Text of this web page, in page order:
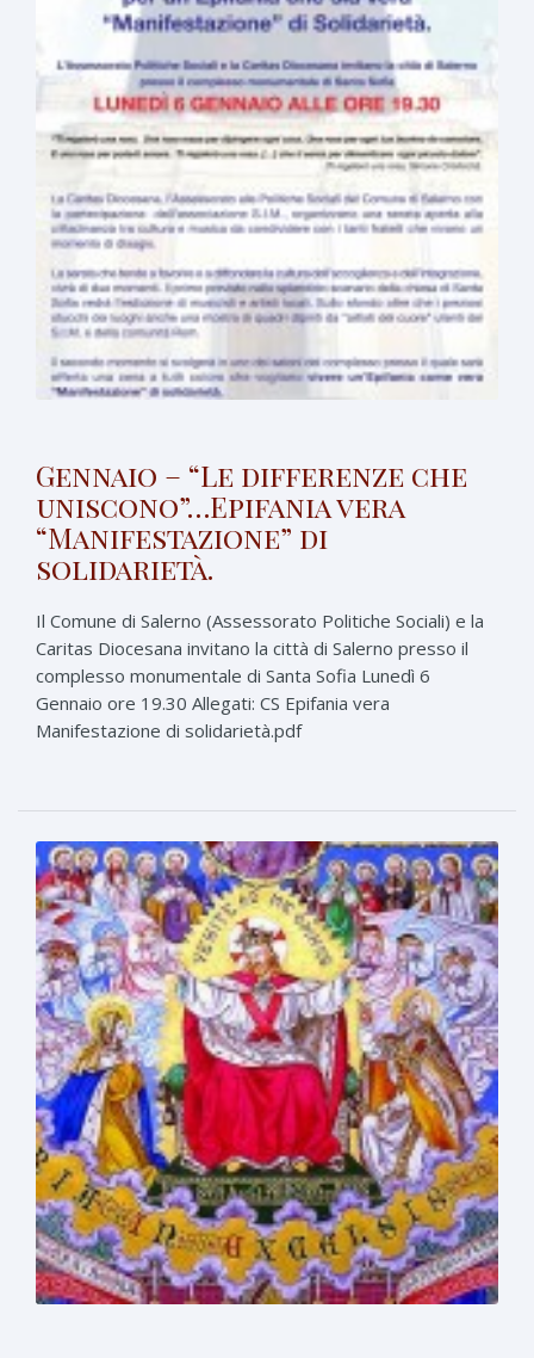
Gennaio – “Le differenze che
uniscono”…Epifania vera
“Manifestazione” di
solidarietà.
Il Comune di Salerno (Assessorato Politiche Sociali) e la
Caritas Diocesana invitano la città di Salerno presso il
complesso monumentale di Santa Sofia Lunedì 6
Gennaio ore 19.30 Allegati: CS Epifania vera
Manifestazione di solidarietà.pdf